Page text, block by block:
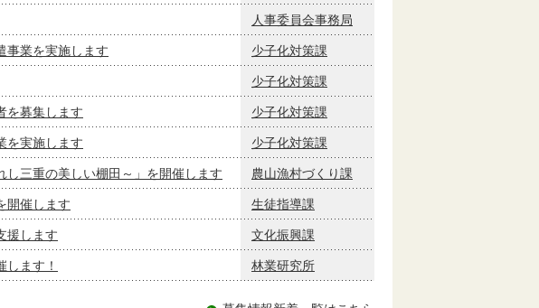
人事委員会事務局
事業を実施します 少子化対策課
少子化対策課
を募集します 少子化対策課
を実施します 少子化対策課
し三重の美しい棚田～」を開催します 農山漁村づくり課
開催します 生徒指導課
援します 文化振興課
ます！ 林業研究所